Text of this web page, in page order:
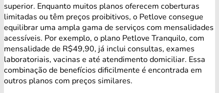
superior. Enquanto muitos planos oferecem coberturas
limitadas ou têm preços proibitivos, o Petlove consegue
equilibrar uma ampla gama de serviços com mensalidades
acessíveis. Por exemplo, o plano Petlove Tranquilo, com
mensalidade de R$49,90, já inclui consultas, exames
laboratoriais, vacinas e até atendimento domiciliar. Essa
combinação de benefícios dificilmente é encontrada em
outros planos com preços similares.